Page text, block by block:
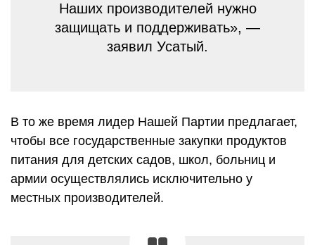
Наших производителей нужно
защищать и поддерживать», —
заявил Усатый.
В то же время лидер Нашей Партии предлагает,
чтобы все государственные закупки продуктов
питания для детских садов, школ, больниц и
армии осуществлялись исключительно у
местных производителей.